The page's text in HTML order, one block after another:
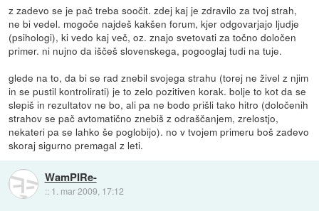
z zadevo se je pač treba soočit. zdej kaj je zdravilo za tvoj strah,
ne bi vedel. mogoče najdeš kakšen forum, kjer odgovarjajo ljudje
(psihologi), ki vedo kaj več, oz. znajo svetovati za točno določen
primer. ni nujno da iščeš slovenskega, pogooglaj tudi na tuje.
glede na to, da bi se rad znebil svojega strahu (torej ne živel z njim
in se pustil kontrolirati) je to zelo pozitiven korak. bolje to kot da se
slepiš in rezultatov ne bo, ali pa ne bodo prišli tako hitro (določenih
strahov se pač avtomatično znebiš z odraščanjem, zrelostjo,
nekateri pa se lahko še poglobijo). no v tvojem primeru boš zadevo
skoraj sigurno premagal z leti.
WamPIRe-
:: 1. mar 2009, 17:12